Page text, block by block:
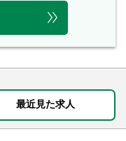
最近見た求人